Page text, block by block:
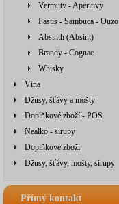
Vermuty - Aperitivy
Pastis - Sambuca - Ouzo
Absinth (Absint)
Brandy - Cognac
Whisky
Vína
Džusy, šťávy a mošty
Doplňkové zboží - POS
Nealko - sirupy
Doplňkové zboží
Džusy, šťávy, mošty, sirupy
Přímý kontakt